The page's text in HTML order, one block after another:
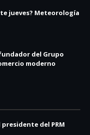
jueves? Meteorología
del Grupo
moderno
del PRM